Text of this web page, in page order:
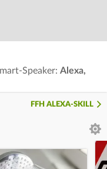
Speaker: Alexa,
FFH ALEXA-SKILL